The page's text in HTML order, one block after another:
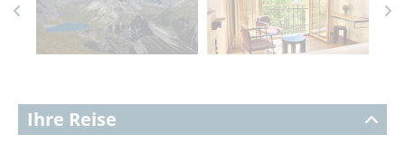
Ihre Reise